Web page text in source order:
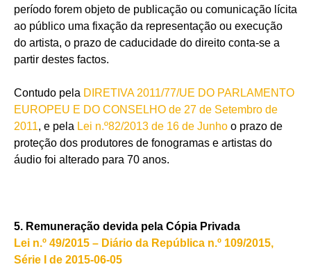
período forem objeto de publicação ou comunicação lícita
ao público uma fixação da representação ou execução
do artista, o prazo de caducidade do direito conta-se a
partir destes factos.
Contudo pela DIRETIVA 2011/77/UE DO PARLAMENTO
EUROPEU E DO CONSELHO de 27 de Setembro de
2011, e pela Lei n.º82/2013 de 16 de Junho o prazo de
proteção dos produtores de fonogramas e artistas do
áudio foi alterado para 70 anos.
5. Remuneração devida pela Cópia Privada
Lei n.º 49/2015 – Diário da República n.º 109/2015,
Série I de 2015-06-05